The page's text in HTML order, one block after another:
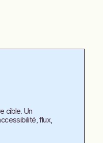
cible. Un
flux,